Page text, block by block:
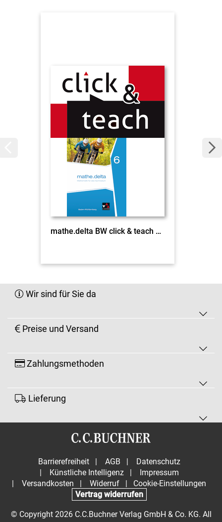
mathe.delta BW click & teach 6 EL
Wir sind für Sie da
Preise und Versand
Zahlungsmethoden
Lieferung
Barrierefreiheit | AGB |
Datenschutz
|
Künstliche Intelligenz |
Impressum
|
Versandkosten | Widerruf |
Cookie-Einstellungen
Vertrag widerrufen
© Copyright 2026 C.C.Buchner Verlag GmbH & Co. KG. All